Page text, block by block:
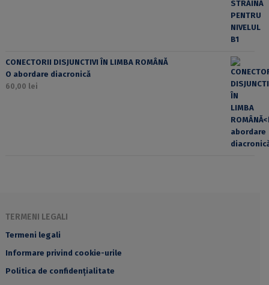
CONECTORII DISJUNCTIVI ÎN LIMBA ROMÂNĂ
O abordare diacronică
60,00 lei
TERMENI LEGALI
Termeni legali
Informare privind cookie-urile
Politica de confidențialitate